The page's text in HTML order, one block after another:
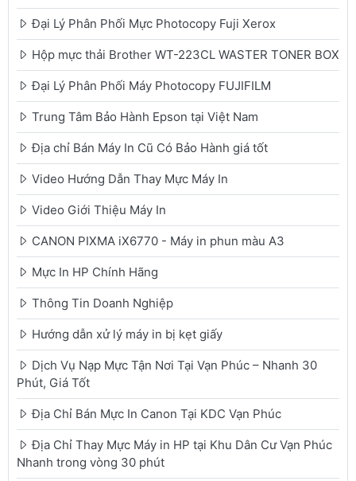
Đại Lý Phân Phối Mực Photocopy Fuji Xerox
Hộp mực thải Brother WT-223CL WASTER TONER BOX
Đại Lý Phân Phối Máy Photocopy FUJIFILM
Trung Tâm Bảo Hành Epson tại Việt Nam
Địa chỉ Bán Máy In Cũ Có Bảo Hành giá tốt
Video Hướng Dẫn Thay Mực Máy In
Video Giới Thiệu Máy In
CANON PIXMA iX6770 - Máy in phun màu A3
Mực In HP Chính Hãng
Thông Tin Doanh Nghiệp
Hướng dẫn xử lý máy in bị kẹt giấy
Dịch Vụ Nạp Mực Tận Nơi Tại Vạn Phúc – Nhanh 30
Phút, Giá Tốt
Địa Chỉ Bán Mực In Canon Tại KDC Vạn Phúc
Địa Chỉ Thay Mực Máy in HP tại Khu Dân Cư Vạn Phúc
Nhanh trong vòng 30 phút